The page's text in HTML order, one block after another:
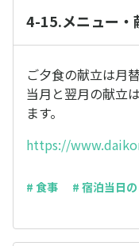
4-15.メニュー・
ご夕食の献立は月
当月と翌月の献立
ます。
https://
# 食事 # 宿泊当日